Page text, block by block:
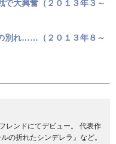
で大興奮（２０１３年３～
別れ……（２０１３年８～
レンドにてデビュー。 代表作
の折れたシンデレラ』など。